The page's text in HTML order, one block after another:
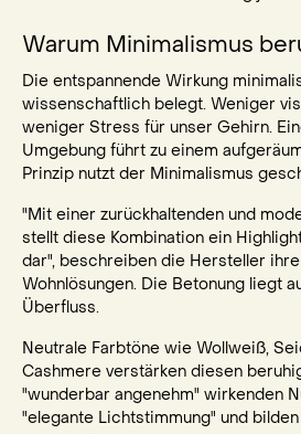
Warum Minimalismus
Die entspannende Wirkung
wissenschaftlich belegt. Weniger
weniger Stress für unser Gehirn.
Umgebung führt zu einem
Prinzip nutzt der Minimalismus
"Mit einer zurückhaltenden und
stellt diese Kombination ein
dar", beschreiben die Hersteller
Wohnlösungen. Die Betonung liegt
Überfluss.
Neutrale Farbtöne wie Wollweiß,
Cashmere verstärken diesen
"wunderbar angenehm" wirkenden
"elegante Lichtstimmung" und